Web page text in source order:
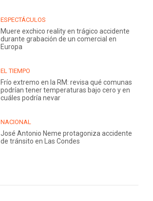
ESPECTÁCULOS
Muere exchico reality en trágico accidente
durante grabación de un comercial en
Europa
EL TIEMPO
Frío extremo en la RM: revisa qué comunas
podrían tener temperaturas bajo cero y en
cuáles podría nevar
NACIONAL
José Antonio Neme protagoniza accidente
de tránsito en Las Condes